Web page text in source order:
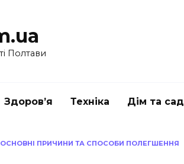
Полтави
Здоров’я Техніка Дім та сад
ОСНОВНІ ПРИЧИНИ ТА СПОСОБИ ПОЛЕГШЕННЯ